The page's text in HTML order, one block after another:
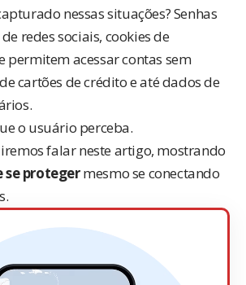
nessas situações? Senhas
redes sociais, cookies de
permitem acessar contas sem
cartões de crédito e até dados de
o usuário perceba.
falar neste artigo, mostrando
se protegermesmo se conectando